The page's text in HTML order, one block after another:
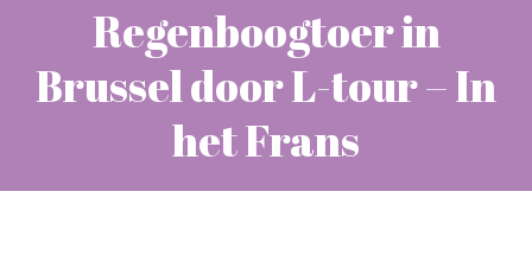
Regenboogtoer in
Brussel door L-tour – In
het Frans